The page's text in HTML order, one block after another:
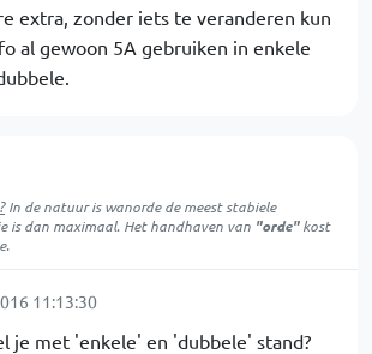
extra, zonder iets te veranderen kun
al gewoon 5A gebruiken in enkele
In de natuur iswanordede meest stabiele
is dan maximaal. Het handhaven van "orde"kost
11:13:30
je met 'enkele' en 'dubbele' stand?